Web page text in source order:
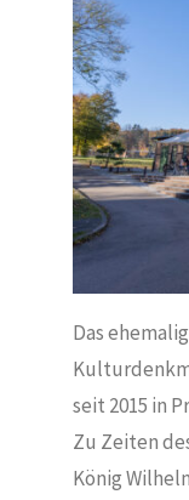
ALB/
Das
seit 2015 in
Zu Zeiten
König